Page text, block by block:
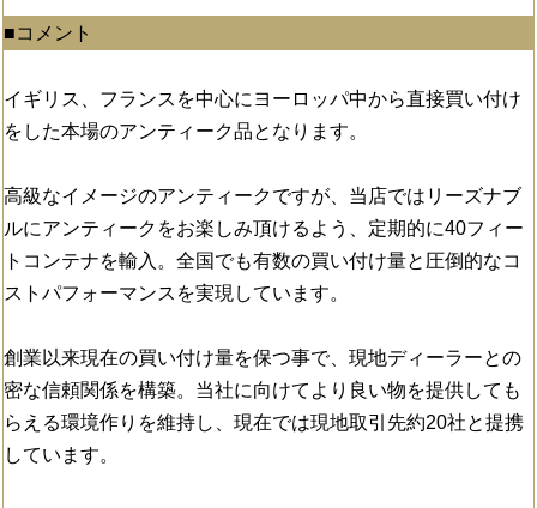
■コメント
イギリス、フランスを中心にヨーロッパ中から直接買い付け
をした本場のアンティーク品となります。
高級なイメージのアンティークですが、当店ではリーズナブ
ルにアンティークをお楽しみ頂けるよう、定期的に40フィー
トコンテナを輸入。全国でも有数の買い付け量と圧倒的なコ
ストパフォーマンスを実現しています。
創業以来現在の買い付け量を保つ事で、現地ディーラーとの
密な信頼関係を構築。当社に向けてより良い物を提供しても
らえる環境作りを維持し、現在では現地取引先約20社と提携
しています。